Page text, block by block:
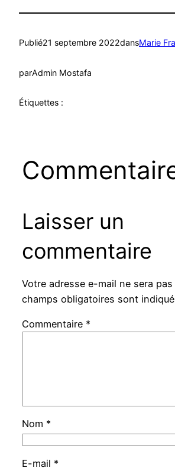
Publié21 septembre 2022dansMarie
parAdmin Mostafa
Étiquettes :
Laisser un
commentaire
Votre adresse e-mail ne sera pas
champs obligatoires sont
Commentaire *
Nom *
E-mail *